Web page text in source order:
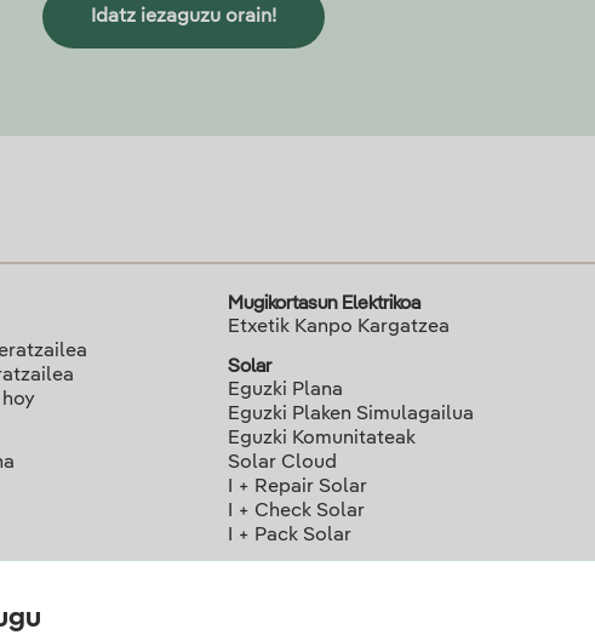
Idatz iezaguzu orain!
Mugikortasun Elektrikoa
Etxetik Kanpo Kargatzea
Solar
Eguzki Plana
Eguzki Plaken Simulagailua
Eguzki Komunitateak
Solar Cloud
I + Repair Solar
I + Check Solar
I + Pack Solar